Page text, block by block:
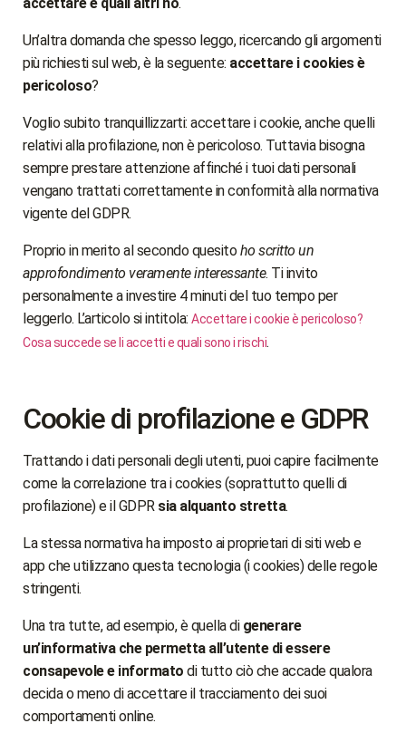
Un’altra domanda che spesso leggo, ricercando gli argomenti
più richiesti sul web, è la seguente: accettare i cookies è
pericoloso?
Voglio subito tranquillizzarti: accettare i cookie, anche quelli
relativi alla profilazione, non è pericoloso. Tuttavia bisogna
sempre prestare attenzione affinché i tuoi dati personali
vengano trattati correttamente in conformità alla normativa
vigente del GDPR.
Proprio in merito al secondo quesitoho scritto un
approfondimento veramente interessante. Ti invito
personalmente a investire 4 minuti del tuo tempo per
leggerlo. L’articolo si intitola: Accettare i cookie è pericoloso?
Cosa succede se li accetti e quali sono i rischi.
Cookie di profilazione e GDPR
Trattando i dati personali degli utenti, puoi capire facilmente
come la correlazione tra i cookies (soprattutto quelli di
profilazione) e il GDPR sia alquanto stretta.
La stessa normativa ha imposto ai proprietari di siti web e
app che utilizzano questa tecnologia (i cookies) delle regole
stringenti.
Una tra tutte, ad esempio, è quella di generare
un’informativa che permetta all’utente di essere
consapevole e informato di tutto ciò che accade qualora
decida o meno di accettare il tracciamento dei suoi
comportamenti online.